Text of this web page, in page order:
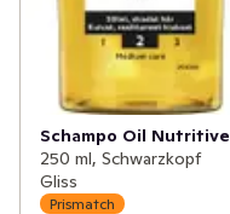
Schampo Oil Nutritive
250 ml, Schwarzkopf
Gliss
Prismatch